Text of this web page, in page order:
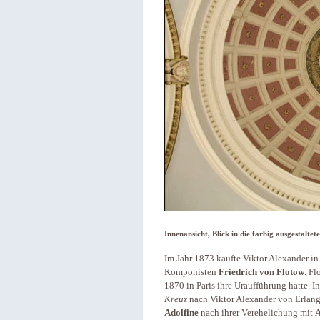
Innenansicht, Blick in die farbig
Im Jahr 1873 kaufte Viktor Alexander
Komponisten Friedrich von Flotow.
1870 in Paris ihre Uraufführung hatte.
Kreuz nach Viktor Alexander von
Adolfine nach ihrer Verehelichung mit